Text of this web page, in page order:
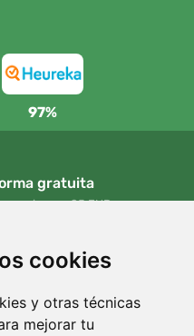
cookies
y otras técnicas
mejorar tu
97%
gratuita
a 95 EUR
gratuitos
pedido en cualquier momento